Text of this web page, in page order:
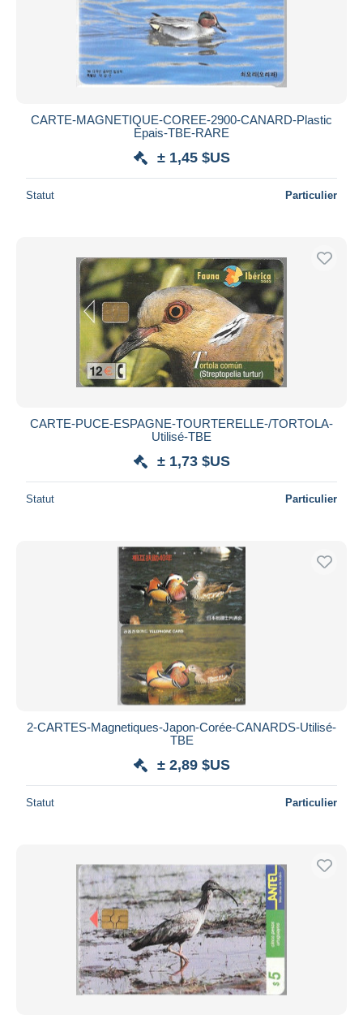
Appliquer
CARTE-MAGNETIQUE-COREE-2900-CANARD-Plastic
Epais-TBE-RARE
± 1,45 $US
Statut Particulier
CARTE-PUCE-ESPAGNE-TOURTERELLE-/TORTOLA-
Utilisé-TBE
± 1,73 $US
Statut Particulier
2-CARTES-Magnetiques-Japon-Corée-CANARDS-Utilisé-
TBE
± 2,89 $US
Statut Particulier